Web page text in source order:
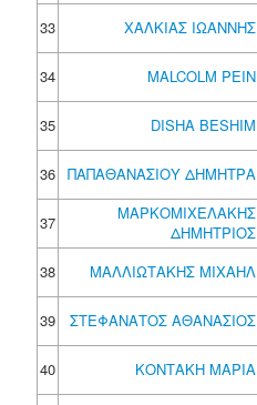
33
ΧΑΛΚΙΑΣ ΙΩΑΝΝΗΣ
34
MALCOLM PEIN
35
DISHA BESHIM
36 ΠΑΠΑΘΑΝΑΣΙΟΥ ΔΗΜΗΤΡΑ
37
ΜΑΡΚΟΜΙΧΕΛΑΚΗΣ
ΔΗΜΗΤΡΙΟΣ
38
ΜΑΛΛΙΩΤΑΚΗΣ ΜΙΧΑΗΛ
39
ΣΤΕΦΑΝΑΤΟΣ ΑΘΑΝΑΣΙΟΣ
40
ΚΟΝΤΑΚΗ ΜΑΡΙΑ